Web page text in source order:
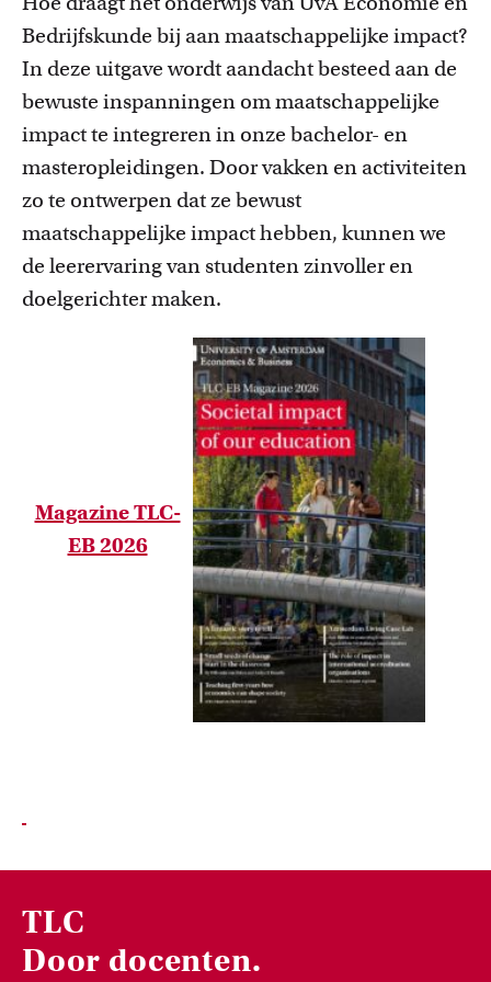
FDR
FGW
FMG
FNWI
Cursussen
faculteit.
Inspiratie van collega-docenten
Lees Teacher Stories van collega-docenten.
Bedrijfskunde bij aan maatschappelijke impact?
In deze uitgave wordt aandacht besteed aan de
bewuste inspanningen om maatschappelijke
impact te integreren in onze bachelor- en
masteropleidingen. Door vakken en activiteiten
zo te ontwerpen dat ze bewust
maatschappelijke impact hebben, kunnen we
de leerervaring van studenten zinvoller en
doelgerichter maken.
Magazine TLC-
EB 2026
TLC
Door docenten.